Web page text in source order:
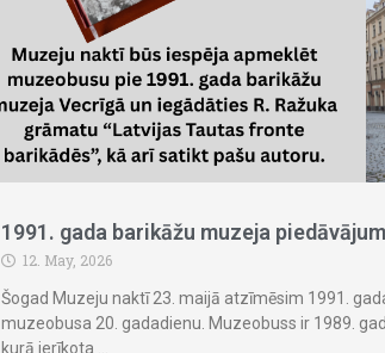
1991. gada barikāžu muzeja
12. May, 2026
Šogad Muzeju naktī 23. maijā atzīmēsim 1991.
muzeobusa 20. gadadienu. Muzeobuss ir 1989.
kurā ierīkota …